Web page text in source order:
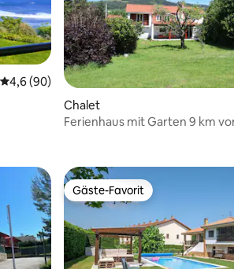
Durchschnittliche Bewertung: 4,6 von 5,
4,6 (90)
Chalet
Ferienhaus mit Garten 9 km
Gäste-Favorit
Gäste-Favorit